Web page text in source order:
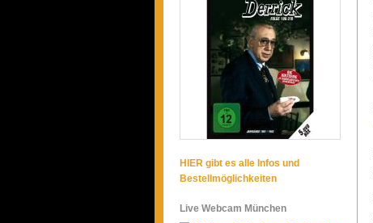
HIER gibt es alle Infos und
Bestellmöglichkeiten
Live Webcam München